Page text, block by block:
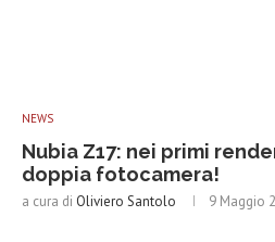
NEWS
Nubia Z17: nei primi
doppia fotocamera!
a cura di Oliviero Santolo 9 Maggio